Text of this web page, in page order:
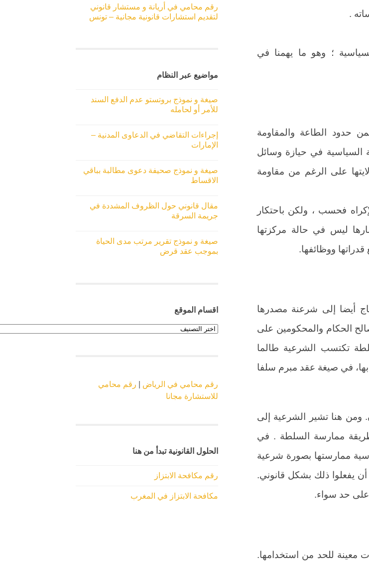
.
؛ وهو ما يهمنا في
حدود الطاعة والمقاومة
في حيازة وسائل
على الرغم من مقاومة
فحسب ، ولكن باحتكار
ليس في حالة مركزتها
ووظائفها.
أيضا إلى شرعنة مصدرها
الحكام والمحكومين على
تكتسب الشرعية طالما
في صيغة عقد مبرم سلفا
ومن هنا تشير الشرعية إلى
ممارسة السلطة . في
ممارستها بصورة شرعية
أن يفعلوا ذلك بشكل قانوني.
على حد سواء.
معينة للحد من استخدامها.
رقم محامي في أريانة و مستشار قانوني
لتقديم استشارات قانونية مجانية – تونس
مواضيع عبر النظام
صيغة و نموذج بروتستو عدم الدفع السند
للأمر أو لحامله
إجراءات التقاضي في الدعاوى المدنية –
الإمارات
صيغة و نموذج صحيفة دعوى مطالبة بباقي
الاقساط
مقال قانوني حول الظروف المشددة في
جريمة السرقة
صيغة و نموذج تقرير مرتب مدى الحياة
بموجب عقد قرض
اقسام الموقع
اقسام
الموقع
رقم محامي في الرياض
رقم محامي
للاستشارة مجانا
الحلول القانونية تبدأ من هنا
رقم مكافحة الابتزاز
مكافحة الابتزاز في المغرب